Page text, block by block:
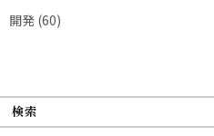
開発 (60)
検索